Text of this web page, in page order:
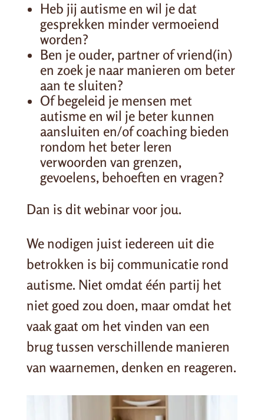
Heb jij autisme en wil je dat
gesprekken minder vermoeiend
worden?
Ben je ouder, partner of vriend(in)
en zoek je naar manieren om beter
aan te sluiten?
Of begeleid je mensen met
autisme en wil je beter kunnen
aansluiten en/of coaching bieden
rondom het beter leren
verwoorden van grenzen,
gevoelens, behoeften en vragen?
Dan is dit webinar voor jou.
We nodigen juist iedereen uit die
betrokken is bij communicatie rond
autisme. Niet omdat één partij het
niet goed zou doen, maar omdat het
vaak gaat om het vinden van een
brug tussen verschillende manieren
van waarnemen, denken en reageren.